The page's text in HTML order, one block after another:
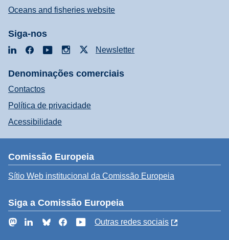
Oceans and fisheries website
Siga-nos
LinkedInFacebookYouTubeInstagramNewsletter
Denominações comerciais
Contactos
Política de privacidade
Acessibilidade
Comissão Europeia
Sítio Web institucional da Comissão Europeia
Siga a Comissão Europeia
MastodonLinkedInBlueskyFacebookYouTube
Outras redes sociais